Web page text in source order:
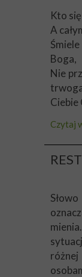
Kto
A
Boga,
Nie
Ciebie
Czytaj